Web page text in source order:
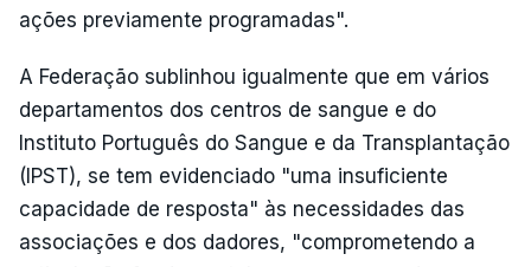
ações previamente programadas".
A Federação sublinhou igualmente que em vários
departamentos dos centros de sangue e do
Instituto Português do Sangue e da Transplantação
(IPST), se tem evidenciado "uma insuficiente
capacidade de resposta" às necessidades das
associações e dos dadores, "comprometendo a